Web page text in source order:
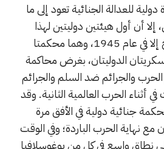
للعدالة الجنائية تعود إلى ما
إلا أن أول هيئتين دوليتين لهذا
الغرض لم تتأسسا بنجاح إلا في عام 1945، وهما محكمتا
الدوليتان، بغرض محاكمة
والجرائم ضد السلم والجرائم
أثناء الحرب العالمية الثانية. وقد
جنائية دولية في الأفق مرة
نهاية الحرب الباردة؛ وفي الوقت
نطاق واسع في كل من يوغوسلافيا